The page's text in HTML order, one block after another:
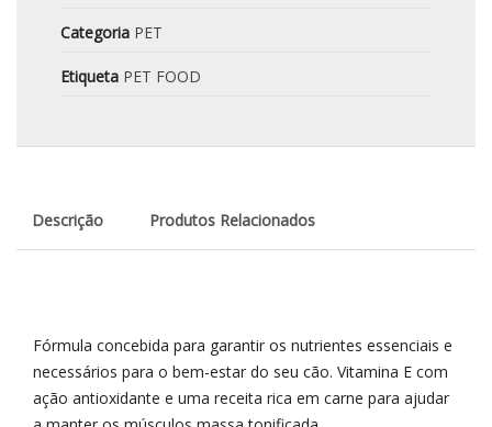
Categoria PET
Etiqueta PET FOOD
Descrição Produtos Relacionados
Fórmula concebida para garantir os nutrientes essenciais e
necessários para o bem-estar do seu cão. Vitamina E com
ação antioxidante e uma receita rica em carne para ajudar